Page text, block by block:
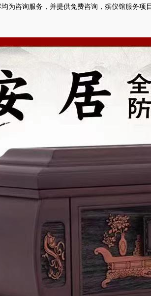
为咨询服务，并提供免费咨询，殡仪馆服务项